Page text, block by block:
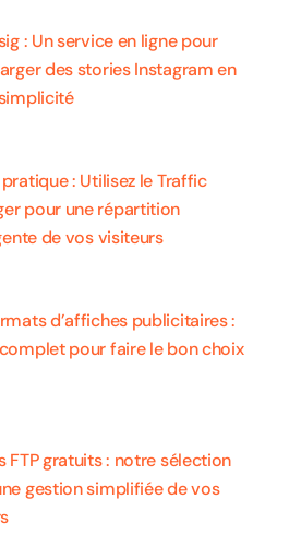
: Un service en ligne pour
des stories Instagram en
: Utilisez le Traffic
pour une répartition
de vos visiteurs
d’affiches publicitaires :
pour faire le bon choix
FTP gratuits : notre sélection
gestion simplifiée de vos